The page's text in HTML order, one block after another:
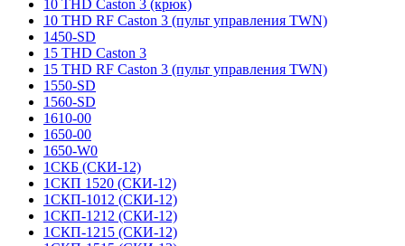
10 THD Caston 3 (крюк)
10 THD RF Caston 3 (пульт управления TWN)
1450-SD
15 THD Caston 3
15 THD RF Caston 3 (пульт управления TWN)
1550-SD
1560-SD
1610-00
1650-00
1650-W0
1СКБ (СКИ-12)
1СКП 1520 (СКИ-12)
1СКП-1012 (СКИ-12)
1СКП-1212 (СКИ-12)
1СКП-1215 (СКИ-12)